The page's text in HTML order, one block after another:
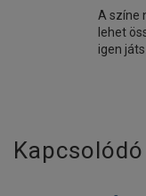
A színe
lehet
igen